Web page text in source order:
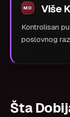
Više
Kontrolisan
poslovnog
Šta